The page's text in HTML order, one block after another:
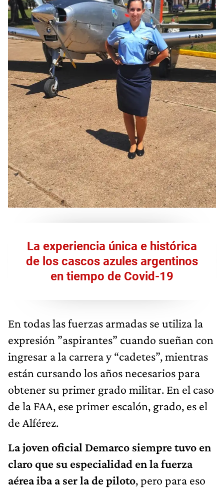
La experiencia única e histórica
de los cascos azules argentinos
en tiempo de Covid-19
En todas las fuerzas armadas se utiliza la
expresión ”aspirantes” cuando sueñan con
ingresar a la carrera y “cadetes”, mientras
están cursando los años necesarios para
obtener su primer grado militar. En el caso
de la FAA, ese primer escalón, grado, es el
de Alférez.
La joven oficial Demarco siempre tuvo en
claro que su especialidad en la fuerza
aérea iba a ser la de piloto, pero para eso